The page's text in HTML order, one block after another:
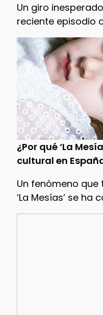
Un giro
reciente episodio
¿Por qué ‘La
cultural en
Un fenómeno que
‘La Mesías’ se ha